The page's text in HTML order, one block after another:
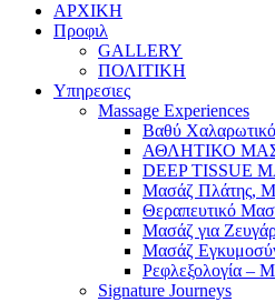
ΑΡΧΙΚΗ
Προφιλ
GALLERY
ΠΟΛΙΤΙΚΗ
Υπηρεσιες
Massage Experiences
Βαθύ
ΑΘΛΗΤΙΚΟ
DEEP TISSUE
Μασάζ Πλάτης,
Θεραπευτικό
Μασάζ για
Μασάζ
Ρεφλεξολογία –
Signature Journeys